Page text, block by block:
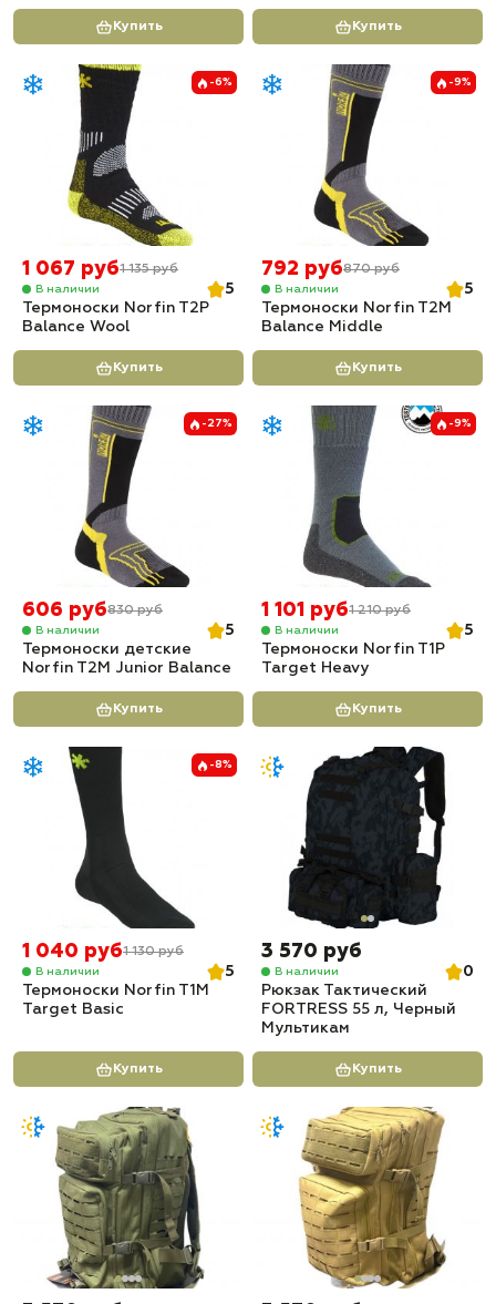
Купить Купить
-6%
1 067 руб1 135 руб
В наличии
5
Термоноски Norfin T2P
Balance Wool
Купить
-9%
792 руб870 руб
В наличии
5
Термоноски Norfin T2M
Balance Middle
Купить
-27%
606 руб830 руб
В наличии
5
Термоноски детские
Norfin T2M Junior Balance
Купить
-9%
1 101 руб1 210 руб
В наличии
5
Термоноски Norfin T1P
Target Heavy
Купить
-8%
1 040 руб1 130 руб
В наличии
5
Термоноски Norfin T1M
Target Basic
Купить
3 570 руб
В наличии
0
Рюкзак Тактический
FORTRESS 55 л, Черный
Мультикам
Купить